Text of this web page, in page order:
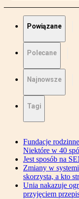
Powiązane
Polecane
Najnowsze
Tagi
Fundacje
Niektóre w 40
Jest sposób na
Zmiany w
skorzysta, a kto
Unia nakazuje
przyjęciem